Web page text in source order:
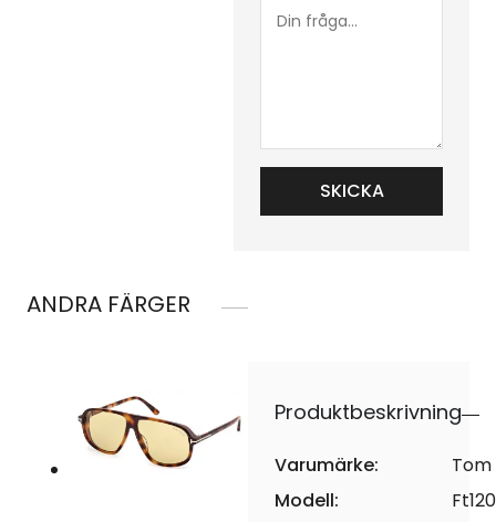
fråga...
ANDRA FÄRGER
Produktbeskrivning
Varumärke:
Modell: